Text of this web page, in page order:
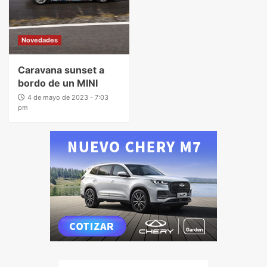
Novedades
Caravana sunset a
bordo de un MINI
4 de mayo de 2023 - 7:03
pm